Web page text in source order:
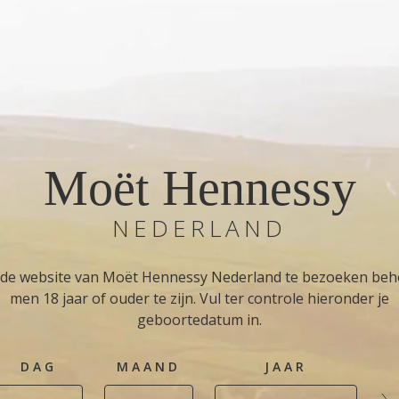
Moët Hennessy
NEDERLAND
website van Moët Hennessy Nederland te bezoeken
men 18 jaar of ouder te zijn. Vul ter controle hieronder je
geboortedatum in.
DAG MAAND JAAR